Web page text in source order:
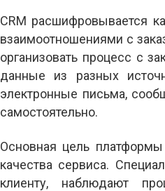
CRM расшифровывается
взаимоотношениями с
организовать процесс с
данные из разных
электронные письма,
самостоятельно.
Основная цель
качества сервиса.
клиенту, наблюдают